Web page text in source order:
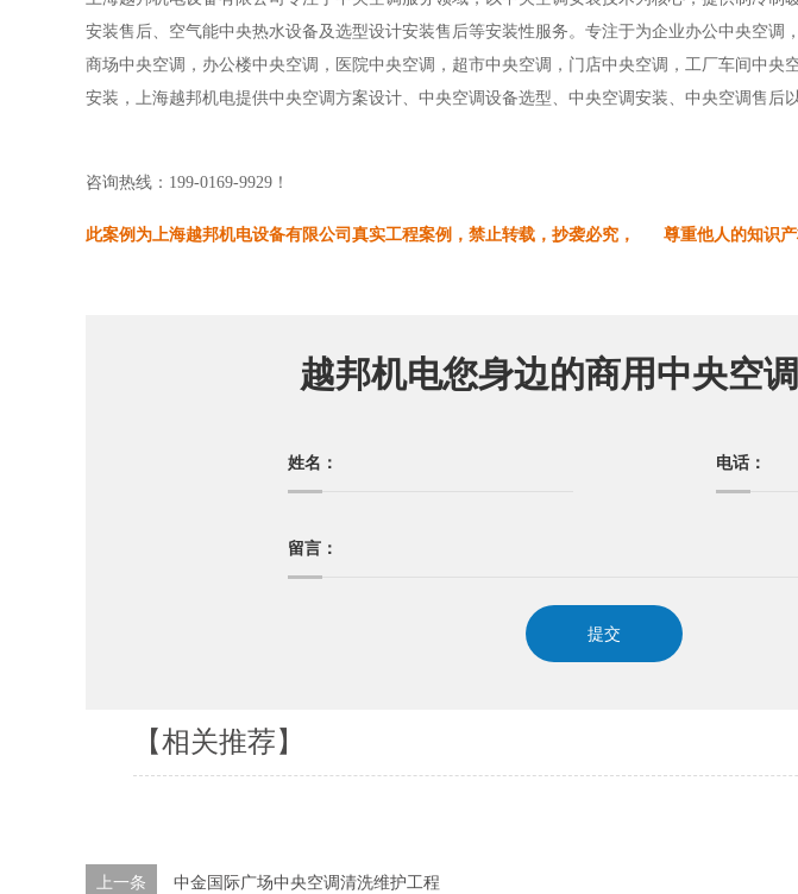
安装售后、空气能中央热水设备及选型设计安装售后等安装性服务。专注于为企业办公中央空调
商场中央空调，办公楼中央空调，医院中央空调，超市中央空调，门店中央空调，工厂车间中央
安装，上海越邦机电提供中央空调方案设计、中央空调设备选型、中央空调安装、中央空调售
咨询热线：199-0169-9929！
此案例为上海越邦机电设备有限公司真实工程案例，禁止转载，抄袭必究， 尊重他人的知
越邦机电您身边的商用中央空
姓名： 电话：
留言：
【相关推荐】
上一条 中金国际广场中央空调清洗维护工程